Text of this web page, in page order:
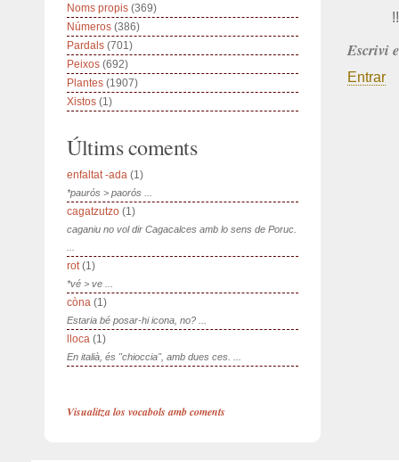
!!
Escrivi
Entrar
Noms propis (369)
Números (386)
Pardals (701)
Peixos (692)
Plantes (1907)
Xistos (1)
Últims coments
enfaltat -ada (1)
*paurós > paorós ...
cagatzutzo (1)
caganiu no vol dir Cagacalces amb lo sens de Poruc.
rot(1)
*vé > ve ...
còna (1)
Estaria bé posar-hi icona, no? ...
lloca (1)
En italià, és "chioccia", amb dues ces. ...
Visualitza los vocabols amb coments